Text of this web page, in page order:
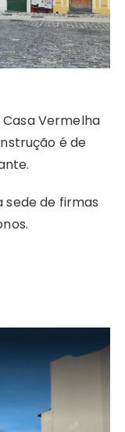
Vermelha
é de
sede de firmas